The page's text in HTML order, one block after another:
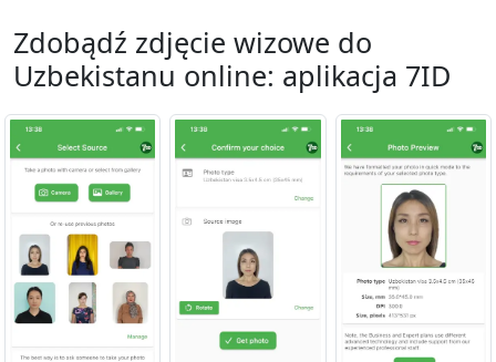
Zdobądź zdjęcie wizowe do
Uzbekistanu online: aplikacja 7ID